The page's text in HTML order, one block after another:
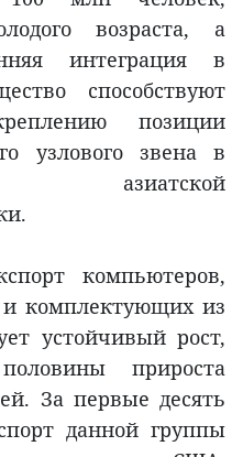
возраста, а
интеграция в
способствуют
позиции
узлового звена в
азиатской
компьютеров,
комплектующих из
устойчивый рост,
прироста
За первые десять
данной группы